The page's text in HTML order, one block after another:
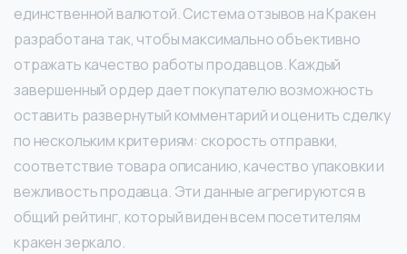
единственной валютой. Система отзывов на Кракен
разработана так, чтобы максимально объективно
отражать качество работы продавцов. Каждый
завершенный ордер дает покупателю возможность
оставить развернутый комментарий и оценить сделку
по нескольким критериям: скорость отправки,
соответствие товара описанию, качество упаковки и
вежливость продавца. Эти данные агрегируются в
общий рейтинг, который виден всем посетителям
кракен зеркало.